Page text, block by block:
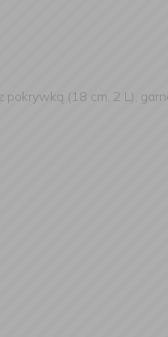
(18 cm, 2 L),